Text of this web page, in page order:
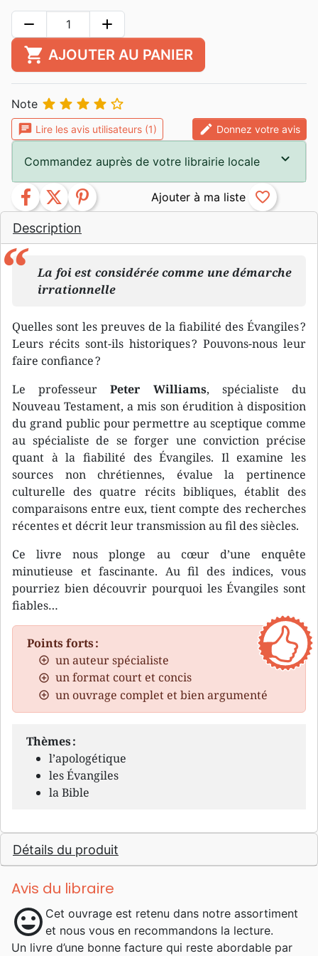
Description
La foi est considérée comme une démarche
irrationnelle
Quelles sont les preuves de la fiabilité des Évangiles ?
Leurs récits sont-ils historiques ? Pouvons-nous leur
faire confiance ?
Le professeurPeter Williams, spécialiste du
Nouveau Testament, a mis son érudition à disposition
du grand public pour permettre au sceptique comme
au spécialiste de se forger une conviction précise
quant à la fiabilité des Évangiles. Il examine les
sources non chrétiennes, évalue la pertinence
culturelle des quatre récits bibliques, établit des
comparaisons entre eux, tient compte des recherches
récentes et décrit leur transmission au fil des siècles.
Ce livre nous plonge au cœur d’une enquête
minutieuse et fascinante. Au fil des indices, vous
pourriez bien découvrir pourquoi les Évangiles sont
fiables…
Points forts :
un auteur spécialiste
un format court et concis
un ouvrage complet et bien argumenté
Thèmes :
l’apologétique
les Évangiles
la Bible
Détails du produit
Avis du libraire
mood Cet ouvrage est retenu dans notre assortiment
et nous vous en recommandons la lecture.
Un livre d’une bonne facture qui reste abordable par
remove add
shopping_cart AJOUTER AU PANIER
Note     
chat Lire les avis utilisateurs (1) edit Donnez votre avis
Commandez auprès de votre librairie locale
facebook twitter pinterest favorite_border